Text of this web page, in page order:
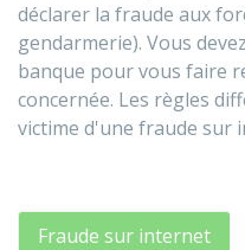
déclarer la fraude aux
gendarmerie). Vous
banque pour vous faire
concernée. Les règles
victime d'une fraude sur
Fraude sur internet